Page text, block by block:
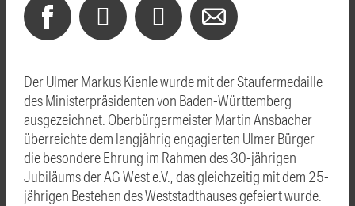
Der Ulmer Markus Kienle wurde mit der Staufermedaille
des Ministerpräsidenten von Baden-Württemberg
ausgezeichnet. Oberbürgermeister Martin Ansbacher
überreichte dem langjährig engagierten Ulmer Bürger
die besondere Ehrung im Rahmen des 30-jährigen
Jubiläums der AG West e.V., das gleichzeitig mit dem 25-
jährigen Bestehen des Weststadthauses gefeiert wurde.